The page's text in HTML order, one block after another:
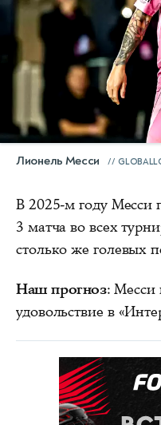
Лионель Месси
В 2025-м году Месси
3 матча во всех
столько же голевых
Наш прогноз: Месси
удовольствие в